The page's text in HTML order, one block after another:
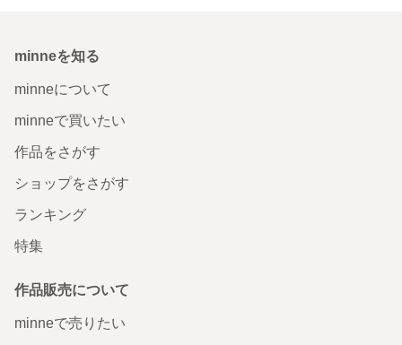
minneを知る
minneについて
minneで買いたい
作品をさがす
ショップをさがす
ランキング
特集
作品販売について
minneで売りたい